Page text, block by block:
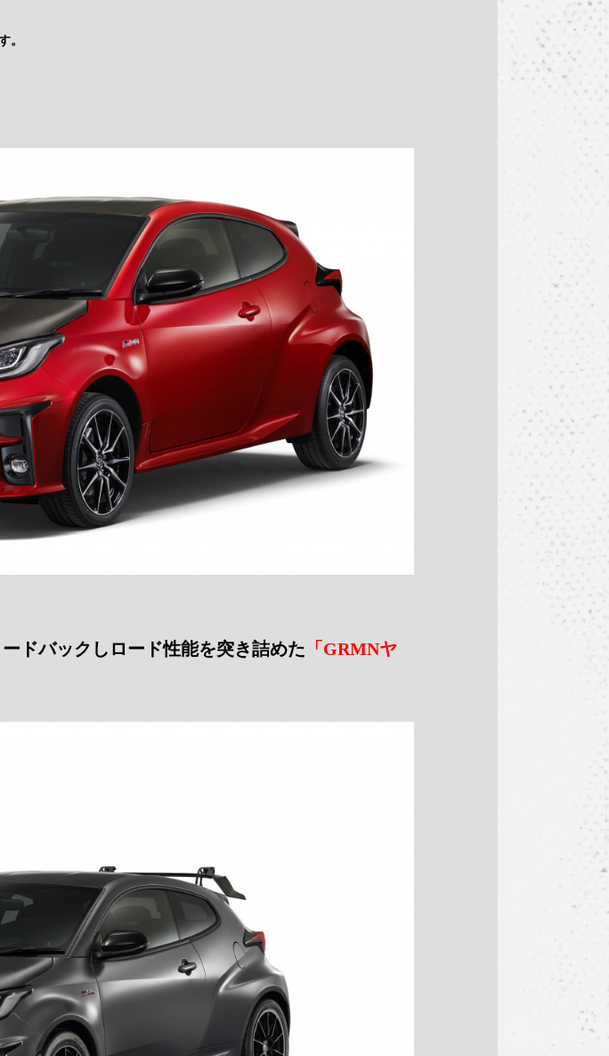
。
ドバックしロード性能を突き詰めた 「GRMNヤ